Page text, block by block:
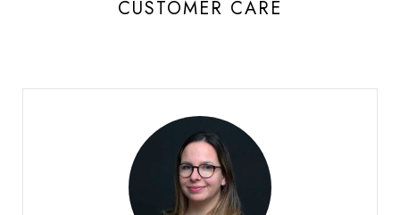
CUSTOMER CARE
Delacombaz Mégane
CUSTOMER CARE GLASSMANIA
Sierre